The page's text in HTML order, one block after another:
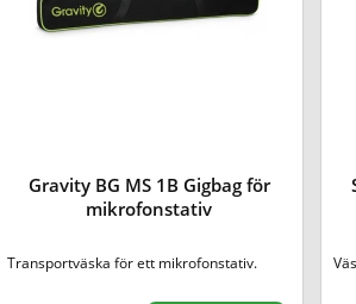
Gravity BG MS 1B Gigbag för
mikrofonstativ
Transportväska för ett mikrofonstativ.